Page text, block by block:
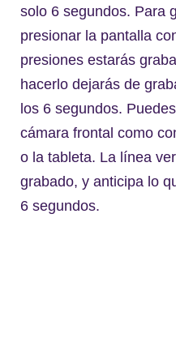
solo 6 segundos. Para
presionar la pantalla
presiones estarás
hacerlo dejarás de
los 6 segundos.
cámara frontal como
o la tableta. La línea
grabado, y anticipa lo
6 segundos.